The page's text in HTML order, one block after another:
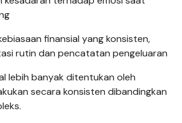
finansial yang konsisten,
rutin dan pencatatan pengeluaran
lebih banyak ditentukan oleh
secara konsisten dibandingkan